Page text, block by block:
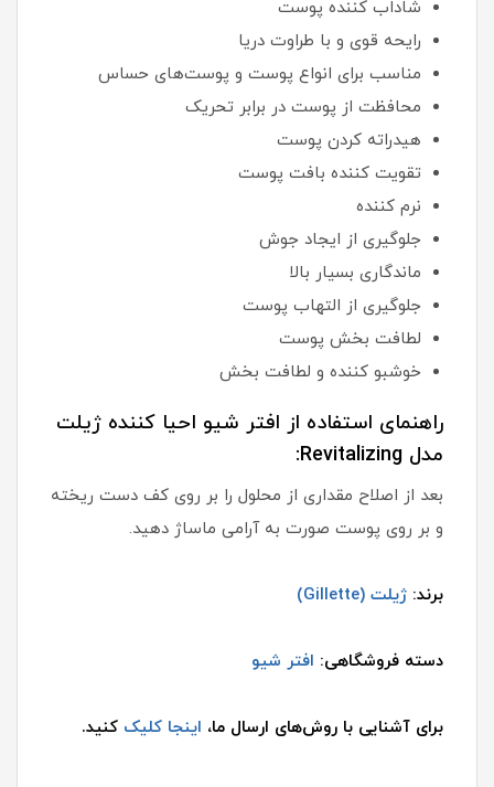
شاداب کننده پوست
رایحه قوی و با طراوت دریا
مناسب برای انواع پوست و پوست‌های حساس
محافظت از پوست در برابر تحریک
هیدراته کردن پوست
تقویت کننده بافت پوست
نرم کننده
جلوگیری از ایجاد جوش
ماندگاری بسیار بالا
جلوگیری از التهاب پوست
لطافت بخش پوست
خوشبو کننده و لطافت بخش
راهنمای استفاده از افتر شیو احیا کننده ژیلت
مدل Revitalizing:
بعد از اصلاح مقداری از محلول را بر روی کف دست ریخته
و بر روی پوست صورت به آرامی ماساژ دهید.
برند: ژیلت (Gillette)
دسته فروشگاهی: افتر شیو
برای آشنایی با روش‌های ارسال ما، اینجا کلیک کنید.